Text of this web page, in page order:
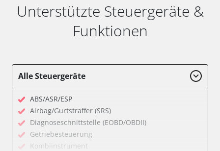
Unterstützte Steuergeräte &
Funktionen
Alle Steuergeräte
ABS/ASR/ESP
Airbag/Gurtstraffer (SRS)
Diagnoseschnittstelle (EOBD/OBDII)
Getriebesteuerung
Kombiinstrument